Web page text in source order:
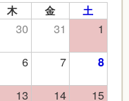
木 金 土
30 31
1
6 7 8
13 14
15